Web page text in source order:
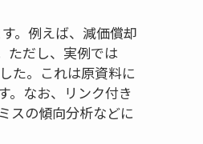
。例えば、減価償却
ただし、実例では
た。これは原資料に
。なお、リンク付き
スの傾向分析などに